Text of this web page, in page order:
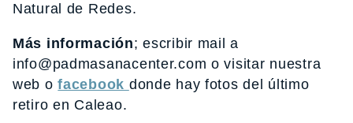
Natural de Redes.
Más información; escribir mail a
info@padmasanacenter.com o visitar nuestra
web ofacebook donde hay fotos del último
retiro en Caleao.